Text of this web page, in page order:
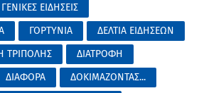
ΓΕΝΙΚΕΣ ΕΙΔΗΣΕΙΣ
ΓΟΡΤΥΝΙΑ
ΔΕΛΤΙΑ ΕΙΔΗΣΕΩΝ
ΤΡΙΠΟΛΗΣ
ΔΙΑΤΡΟΦΗ
ΔΙΑΦΟΡΑ
ΔΟΚΙΜΑΖΟΝΤΑΣ...